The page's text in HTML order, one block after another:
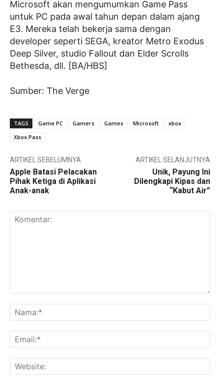
Microsoft akan mengumumkan Game Pass
untuk PC pada awal tahun depan dalam ajang
E3. Mereka telah bekerja sama dengan
developer seperti SEGA, kreator Metro Exodus
Deep Silver, studio Fallout dan Elder Scrolls
Bethesda, dll. [BA/HBS]
Sumber: The Verge
TAGS Game PC Gamers Games Microsoft
xbox
Xbox Pass
ARTIKEL SEBELUMNYA
Apple Batasi Pelacakan
Pihak Ketiga di Aplikasi
Anak-anak
ARTIKEL SELANJUTNYA
Unik, Payung Ini
Dilengkapi Kipas dan
“Kabut Air”